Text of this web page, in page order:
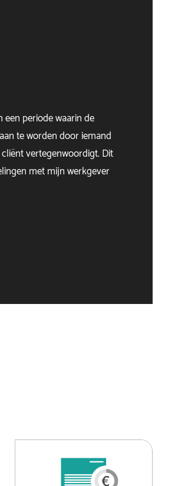
een periode waarin de
te worden door iemand
vertegenwoordigt. Dit
met mijn werkgever